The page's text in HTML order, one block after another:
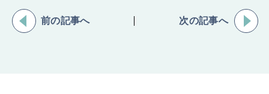
前の記事へ 次の記事へ